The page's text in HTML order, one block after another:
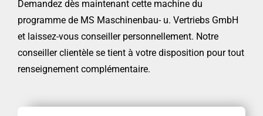
Demandez dès maintenant cette machine du
programme de MS Maschinenbau- u. Vertriebs GmbH
et laissez-vous conseiller personnellement. Notre
conseiller clientèle se tient à votre disposition pour tout
renseignement complémentaire.